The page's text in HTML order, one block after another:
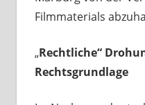
Filmmaterials
„Rechtliche“
Rechtsgrundlage